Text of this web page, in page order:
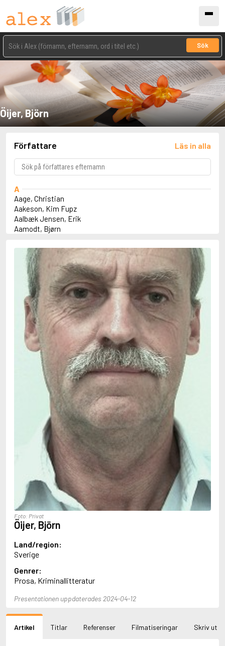
Sök
Öijer, Björn
Författare Läs in alla
A
Aage, Christian
Aakeson, Kim Fupz
Aalbæk Jensen, Erik
Aamodt, Bjørn
Abbey, Kieran
Abbot, Anthony
Abbott, John
Abbott, Megan
Abdel-Fattah, Randa
Abdolah, Kader
Abé, Kobo
Abedi, Isabel
Abele, Inga
Abgarjan, Narine
Abish, Walter
Aboulela, Leila
Abrahams, Peter (f. 1919)
Abrahams, Peter (f. 1947)
Abrahamson, Emmy
Abse, Dannie
Abu-Jaber, Diana
Abulhawa, Susan
Aburas, Lone
Achebe, Chinua
Achmatova, Anna
Aciman, André
Ackebo, Lena
Acker, Kathy
Ackroyd, Peter
Adam de la Halle
Adamov, Arthur
Adams, Douglas
Adams, Herbert
Adams, Jane
Adams, Richard
Adbåge, Emma
Adbåge, Lisen
Adelborg, Ottilia
Adiga, Aravind
Adnan, Etel
Foto: Privat
Öijer, Björn
Land/region:
Sverige
Genrer:
Prosa, Kriminallitteratur
Presentationen uppdaterades 2024-04-12
Artikel Titlar Referenser Filmatiseringar Skriv ut